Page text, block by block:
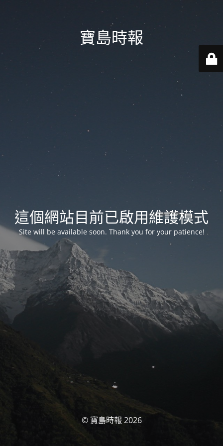
寶島時報
這個網站目前已啟用維護模式
Site will be available soon. Thank you for your patience!
© 寶島時報 2026